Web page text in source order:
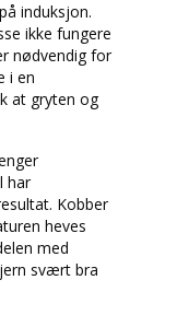
induksjon.
ikke fungere
nødvendig for
i en
at gryten og
har
Kobber
heves
med
svært bra